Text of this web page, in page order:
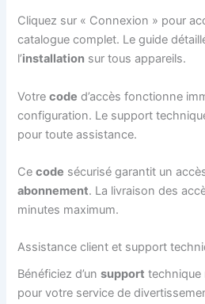
Cliquez sur « Connexion » pour
catalogue complet. Le guide
l’installation sur tous appareils.
Votrecode d’accès fonctionne
configuration. Le support
pour toute assistance.
Cecode sécurisé garantit un
abonnement. La livraison des
minutes maximum.
Assistance client et support
Bénéficiez d’unsupport technique
pour votre service de